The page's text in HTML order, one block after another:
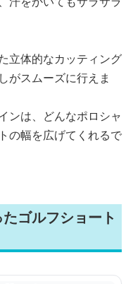
立体的なカッティング
がスムーズに行えま
ンは、どんなポロシャ
の幅を広げてくれるで
ゴルフショート